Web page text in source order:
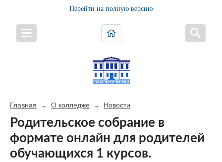
Перейти на полную версию
Главная → О колледже → Новости
Родительское собрание в
формате онлайн для родителей
обучающихся 1 курсов.